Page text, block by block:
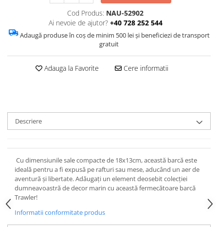
Cod Produs: NAU-52902
Ai nevoie de ajutor? +40 728 252 544
Adaugă produse în coș de minim 500 lei și beneficiezi de transport
gratuit
Adauga la Favorite Cere informatii
Descriere
Cu dimensiunile sale compacte de 18x13cm, această barcă este
ideală pentru a fi expusă pe rafturi sau mese, aducând un aer de
aventură și libertate. Adăugați un element deosebit colecției
dumneavoastră de decor marin cu această fermecătoare barcă
Trawler!
Informatii conformitate produs